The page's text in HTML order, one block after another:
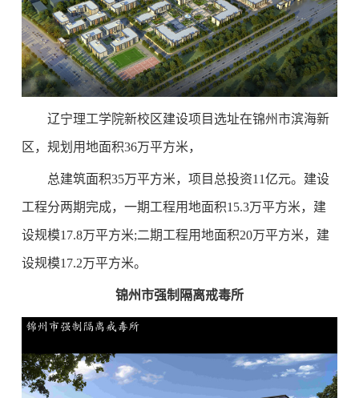
辽宁理工学院新校区建设项目选址在锦州市滨海新
区，规划用地面积36万平方米，
总建筑面积35万平方米，项目总投资11亿元。建设
工程分两期完成，一期工程用地面积15.3万平方米，建
设规模17.8万平方米;二期工程用地面积20万平方米，建
设规模17.2万平方米。
锦州市强制隔离戒毒所